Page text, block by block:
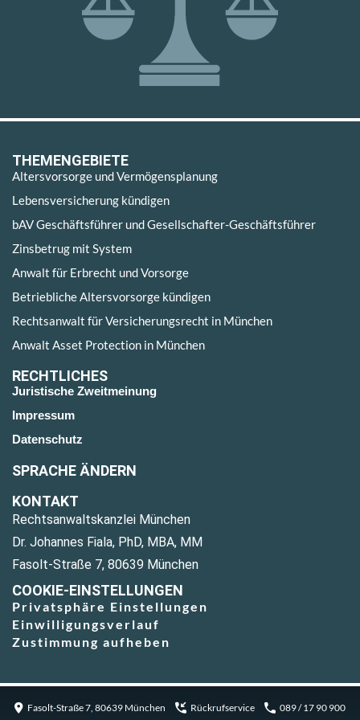
THEMENGEBIETE
Altersvorsorge und Vermögensplanung
Lebensversicherung kündigen
bAV Geschäftsführer und Gesellschafter-Geschäftsführer
Zinsbetrug mit System
Anwalt für Erbrecht und Vorsorge
Betriebliche Altersvorsorge kündigen
Rechtsanwalt für Versicherungsrecht in München
Anwalt Asset Protection in München
RECHTLICHES
Juristische Zweitmeinung
Impressum
Datenschutz
SPRACHE ÄNDERN
KONTAKT
Rechtsanwaltskanzlei München
Dr. Johannes Fiala, PhD, MBA, MM
Fasolt-Straße 7, 80639 München
COOKIE-EINSTELLUNGEN
Privatsphäre Einstellungen
Einwilligungsverlauf
Zustimmung aufheben
Fasolt-Straße 7, 80639 München Rückrufservice 089 / 17 90 900